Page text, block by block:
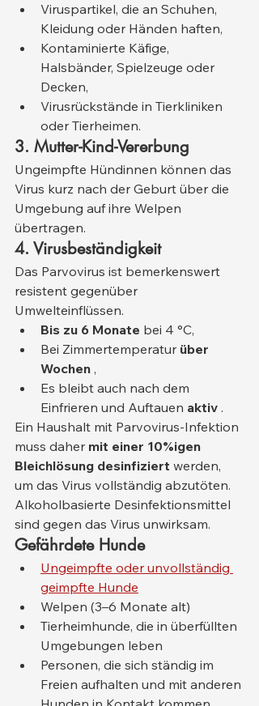
Viruspartikel, die an Schuhen,
Kleidung oder Händen haften,
Kontaminierte Käfige,
Halsbänder, Spielzeuge oder
Decken,
Virusrückstände in Tierkliniken
oder Tierheimen.
3. Mutter-Kind-Vererbung
Ungeimpfte Hündinnen können das
Virus kurz nach der Geburt über die
Umgebung auf ihre Welpen
übertragen.
4. Virusbeständigkeit
Das Parvovirus ist bemerkenswert
resistent gegenüber
Umwelteinflüssen.
Bis zu 6 Monate bei 4 °C,
Bei Zimmertemperatur über
Wochen ,
Es bleibt auch nach dem
Einfrieren und Auftauen aktiv .
Ein Haushalt mit Parvovirus-Infektion
muss daher mit einer 10%igen
Bleichlösung desinfiziert werden,
um das Virus vollständig abzutöten.
Alkoholbasierte Desinfektionsmittel
sind gegen das Virus unwirksam.
Gefährdete Hunde
Ungeimpfte oder unvollständig
geimpfte Hunde
Welpen (3–6 Monate alt)
Tierheimhunde, die in überfüllten
Umgebungen leben
Personen, die sich ständig im
Freien aufhalten und mit anderen